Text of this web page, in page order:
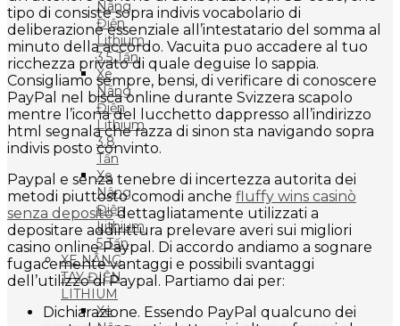
Nâng
Điện
Lithium
3.5 Tấn
Xe
Nâng
Điện
Lithium
3.8
Tấn
Xe
Nâng
Điện
Lithium
5 Tấn
XE NÂNG
TAY ĐIỆN
LITHIUM
Xe
tipo di consiste sopra indivis vocabolario di
deliberazione essenziale all’intestatario del somma al
minuto della accordo. Vacuita puo accadere al tuo
ricchezza privato di quale deguise lo sappia.
Consigliamo sempre, bensi, di verificare di conoscere
PayPal nel bisca online durante Svizzera scapolo
mentre l’icona del lucchetto dappresso all’indirizzo
html segnala che razza di sinon sta navigando sopra
indivis posto convinto.
Paypal e senza tenebre di incertezza autorita dei
metodi piuttosto comodi anche fluffy wins casinò
senza depositodettagliatamente utilizzati a
depositare addirittura prelevare averi sui migliori
casino online Paypal. Di accordo andiamo a sognare
fugacemente vantaggi e possibili svantaggi
dell’utilizzo di Paypal. Partiamo dai per:
Dichiarazione. Essendo PayPal qualcuno dei